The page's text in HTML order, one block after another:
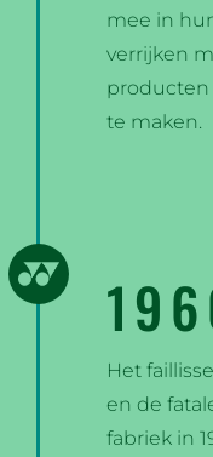
mee in
verrijken
producten
te maken.
Het
en de
fabriek in